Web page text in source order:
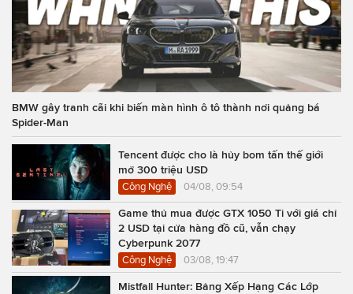
BMW gây tranh cãi khi biến màn hình ô tô thành nơi quảng bá
Spider-Man
Tencent được cho là hủy bom tấn thế giới
mở 300 triệu USD
Công Nghệ 04/08, 09:54
Game thủ mua được GTX 1050 Ti với giá chỉ
2 USD tại cửa hàng đồ cũ, vẫn chạy
Cyberpunk 2077
Công Nghệ 03/08, 19:47
Mistfall Hunter: Bảng Xếp Hạng Các Lớp